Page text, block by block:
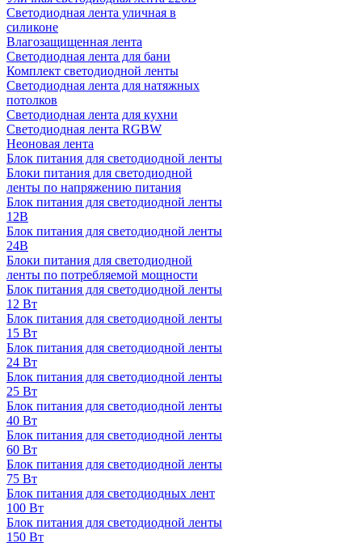
Светодиодная лента уличная в
силиконе
Влагозащищенная лента
Светодиодная лента для бани
Комплект светодиодной ленты
Светодиодная лента для натяжных
потолков
Светодиодная лента для кухни
Светодиодная лента RGBW
Неоновая лента
Блок питания для светодиодной ленты
Блоки питания для светодиодной
ленты по напряжению питания
Блок питания для светодиодной ленты
12В
Блок питания для светодиодной ленты
24В
Блоки питания для светодиодной
ленты по потребляемой мощности
Блок питания для светодиодной ленты
12 Вт
Блок питания для светодиодной ленты
15 Вт
Блок питания для светодиодной ленты
24 Вт
Блок питания для светодиодной ленты
25 Вт
Блок питания для светодиодной ленты
40 Вт
Блок питания для светодиодной ленты
60 Вт
Блок питания для светодиодной ленты
75 Вт
Блок питания для светодиодных лент
100 Вт
Блок питания для светодиодной ленты
150 Вт